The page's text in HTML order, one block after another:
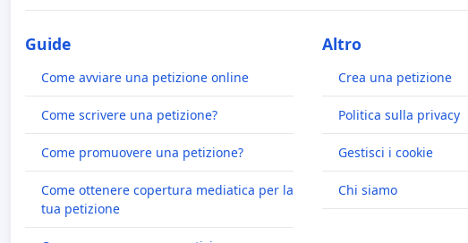
Guide
Come avviare una petizione online
Come scrivere una petizione?
Come promuovere una petizione?
Come ottenere copertura mediatica per la
tua petizione
Altro
Crea una petizione
Politica sulla privacy
Gestisci i cookie
Chi siamo